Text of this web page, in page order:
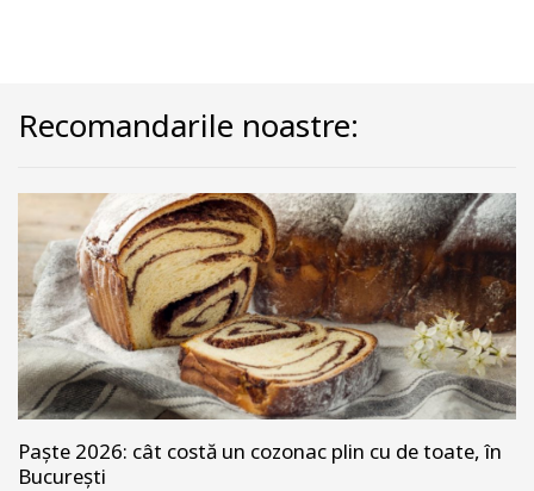
Recomandarile noastre:
Paște 2026: cât costă un cozonac plin cu de toate, în
București